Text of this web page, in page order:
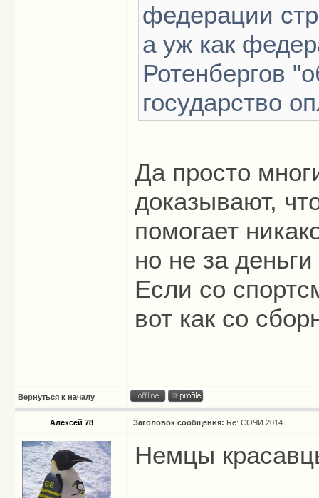
федерации
а уж как
Ротенбергов
государство
Да просто
доказывают,
помогает
но не за
Если со
вот как со
Вернуться к началу
Алексей 78 Заголовок сообщения: Re: СОЧИ 2014
Немцы